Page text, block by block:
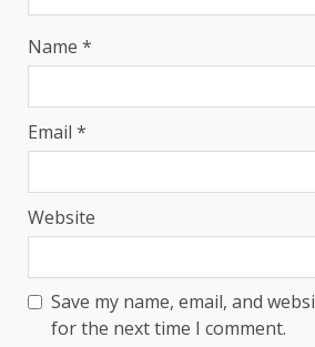
Name *
Email *
Website
Save my name, email, and
for the next time I comment.